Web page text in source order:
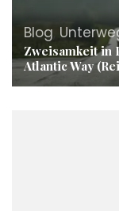
Blog
Zweisamkeit in
Atlantic Way